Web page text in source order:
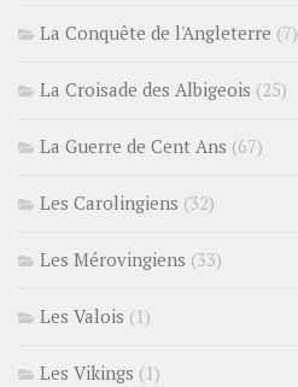
La Conquête de l'Angleterre (7)
La Croisade des Albigeois (25)
La Guerre de Cent Ans (67)
Les Carolingiens (32)
Les Mérovingiens (33)
Les Valois (1)
Les Vikings (1)